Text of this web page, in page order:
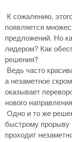
К сожалению,
появляется
предложений. Но
лидером? Как
решения?
Ведь часто
а незаметное
оказывает
нового
Одно и то же
быстрому прорыву
проходит